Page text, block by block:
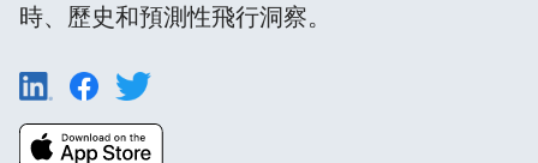
時、歷史和預測性飛行洞察。